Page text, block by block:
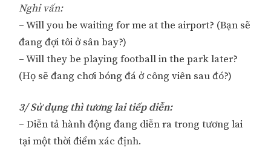
Nghi vấn:
– Will you be waiting for me at the airport? (Bạn sẽ
đang đợi tôi ở sân bay?)
– Will they be playing football in the park later?
(Họ sẽ đang chơi bóng đá ở công viên sau đó?)
3/ Sử dụng thì tương lai tiếp diễn:
– Diễn tả hành động đang diễn ra trong tương lai
tại một thời điểm xác định.